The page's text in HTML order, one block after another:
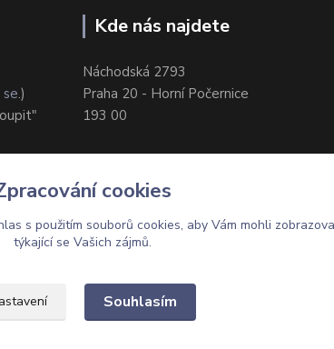
.)
Kde nás najdete
Náchodská 2793
Praha 20 - Horní Počernice
193 00
Upravit sběr cookies.
cookies
s použitím souborů cookies, aby Vám mohli
týkající se Vašich zájmů.
Souhlasím